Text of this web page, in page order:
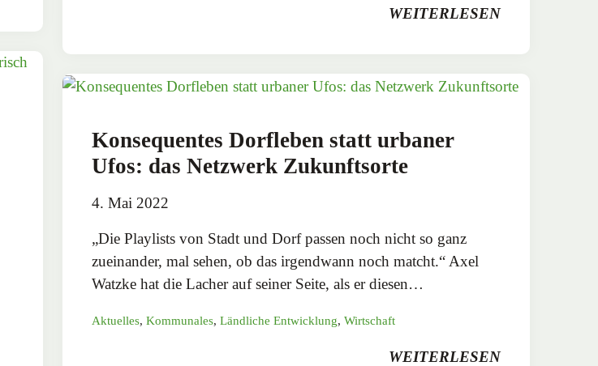
WEITERLESEN
Konsequentes Dorfleben statt urbaner
Ufos: das Netzwerk Zukunftsorte
4. Mai 2022
„Die Playlists von Stadt und Dorf passen noch nicht so ganz
zueinander, mal sehen, ob das irgendwann noch matcht.“ Axel
Watzke hat die Lacher auf seiner Seite, als er diesen…
Aktuelles, Kommunales, Ländliche Entwicklung, Wirtschaft
WEITERLESEN